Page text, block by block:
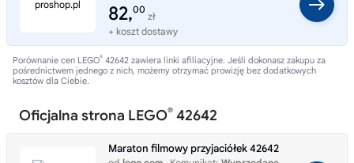
82,00
zł
+ koszt dostawy
Porównanie cen LEGO® 42642 zawiera linki afiliacyjne. Jeśli dokonasz zakupu za
pośrednictwem jednego z nich, możemy otrzymać prowizję bez dodatkowych
kosztów dla Ciebie.
Oficjalna strona LEGO® 42642
Maraton filmowy przyjaciółek 42642